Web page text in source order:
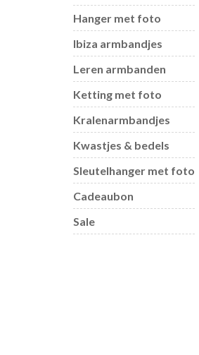
Hanger met foto
Ibiza armbandjes
Leren armbanden
Ketting met foto
Kralenarmbandjes
Kwastjes & bedels
Sleutelhanger met foto
Cadeaubon
Sale